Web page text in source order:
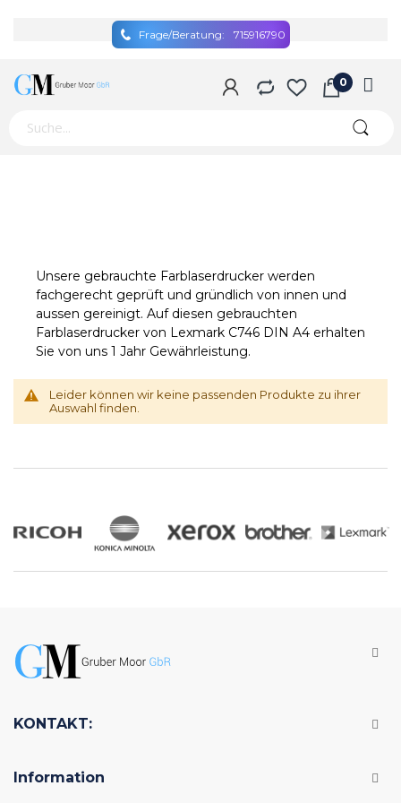
Frage/Beratung: 715916790
Unsere gebrauchte Farblaserdrucker werden
fachgerecht geprüft und gründlich von innen und
aussen gereinigt. Auf diesen gebrauchten
Farblaserdrucker von Lexmark C746 DIN A4 erhalten
Sie von uns 1 Jahr Gewährleistung.
Leider können wir keine passenden Produkte zu ihrer
Auswahl finden.
KONTAKT:
Information